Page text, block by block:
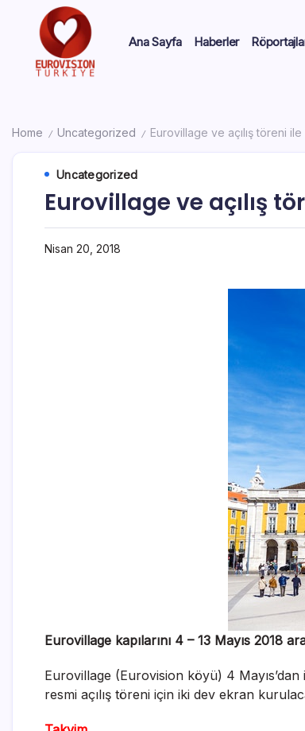
Ana Sayfa Haberler
Home / Uncategorized / Eurovillage ve açılış töreni
Uncategorized
Eurovillage ve açılış
Nisan 20, 2018
Eurovillage kapılarını 4 – 13 Mayıs 2018
Eurovillage (Eurovision köyü) 4
resmi açılış töreni için iki dev ekran